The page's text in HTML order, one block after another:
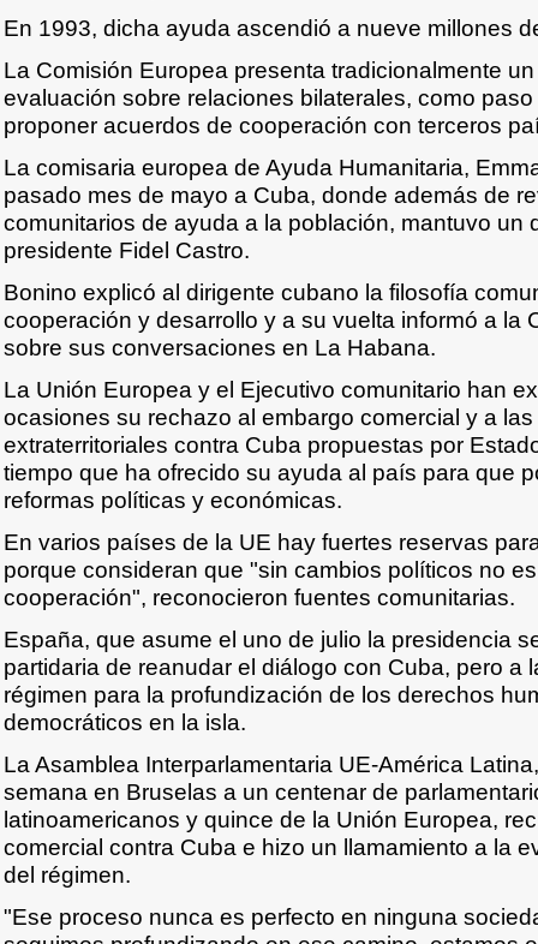
En 1993, dicha ayuda ascendió a nueve millones
La Comisión Europea presenta tradicionalmente
evaluación sobre relaciones bilaterales, como
proponer acuerdos de cooperación con terceros
La comisaria europea de Ayuda Humanitaria,
pasado mes de mayo a Cuba, donde además de
comunitarios de ayuda a la población, mantuvo un
presidente Fidel Castro.
Bonino explicó al dirigente cubano la filosofía
cooperación y desarrollo y a su vuelta informó a la
sobre sus conversaciones en La Habana.
La Unión Europea y el Ejecutivo comunitario han
ocasiones su rechazo al embargo comercial y a
extraterritoriales contra Cuba propuestas por
tiempo que ha ofrecido su ayuda al país para que
reformas políticas y económicas.
En varios países de la UE hay fuertes reservas
porque consideran que "sin cambios políticos no
cooperación", reconocieron fuentes comunitarias.
España, que asume el uno de julio la presidencia
partidaria de reanudar el diálogo con Cuba, pero a
régimen para la profundización de los derechos
democráticos en la isla.
La Asamblea Interparlamentaria UE-América
semana en Bruselas a un centenar de
latinoamericanos y quince de la Unión Europea,
comercial contra Cuba e hizo un llamamiento a la
del régimen.
"Ese proceso nunca es perfecto en ninguna